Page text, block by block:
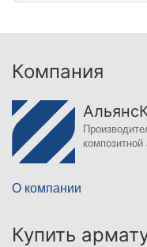
Компания
О компании
Купить